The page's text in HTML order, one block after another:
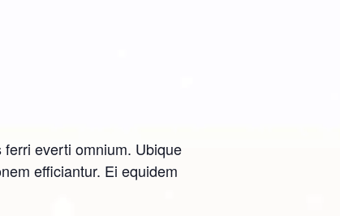
everti omnium. Ubique
efficiantur. Ei equidem